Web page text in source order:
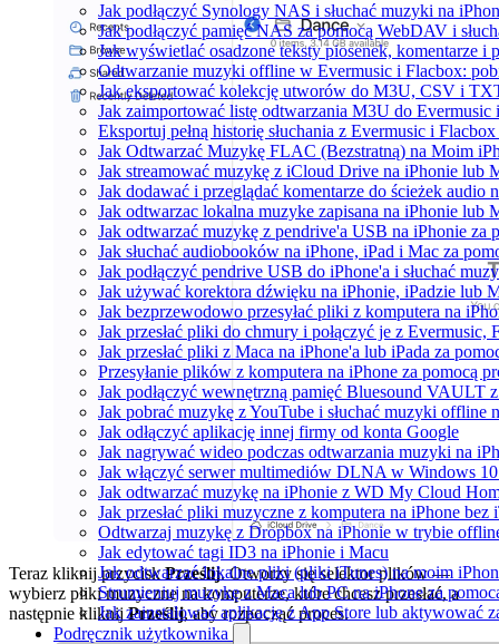
Jak podłączyć Synology NAS i słuchać muzyki na
Jak podłączyć pamięć NAS za pomocą WebDAV i
Jak wyświetlać osadzone teksty piosenek, komentarze
Odtwarzanie muzyki offline w Evermusic i Flacbox:
Jak eksportować kolekcję utworów do M3U, CSV i
Jak zaimportować listę odtwarzania M3U do Evermusic
Eksportuj pełną historię słuchania z Evermusic i
Jak Odtwarzać Muzykę FLAC (Bezstratną) na Moim
Jak streamować muzykę z iCloud Drive na iPhonie lub
Jak dodawać i przeglądać komentarze do ścieżek
Jak odtwarzac lokalna muzyke zapisana na iPhonie lub
Jak odtwarzać muzykę z pendrive'a USB na iPhonie
Jak słuchać audiobooków na iPhone, iPad i Mac za
Jak podłączyć pendrive USB do iPhone'a i słuchać
Jak używać korektora dźwięku na iPhonie, iPadzie lub
Jak bezprzewodowo przesyłać pliki z komputera na
Jak przesłać pliki do chmury i połączyć je z Evermusic,
Jak przesłać pliki z Maca na iPhone'a lub iPada za
Przesyłanie plików z komputera na iPhone za pomocą
Jak podłączyć wewnętrzną pamięć Bluesound VAULT
Jak pobrać muzykę z YouTube i słuchać muzyki offline
Jak odłączyć aplikację innej firmy od konta Google
Jak nagrywać wideo podczas odtwarzania muzyki na
Jak włączyć serwer multimediów DLNA w Windows
Jak odtwarzać muzykę na iPhonie z WD My Cloud
Jak przesłać pliki muzyczne z komputera na iPhone
Odtwarzaj muzykę z Dropbox na iPhonie w trybie
Jak edytować tagi ID3 na iPhonie i Macu
Jak odtwarzać lokalne pliki (pliki iTunes) na moim
Strumieniuj muzykę z Maca lub PC na iPhone za
Jak zainstalować aplikację z App Store lub aktywować
Podręcznik użytkownika
Teraz kliknij przyciskPrześlij. Otworzy się selektor plików —
wybierz pliki muzyczne na komputerze, które chcesz przesłać, a
następnie kliknijPrześlij, aby rozpocząć proces.